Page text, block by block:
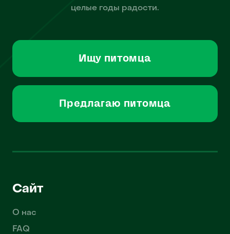
целые годы радости.
Ищу питомца
Предлагаю питомца
Сайт
О нас
FAQ